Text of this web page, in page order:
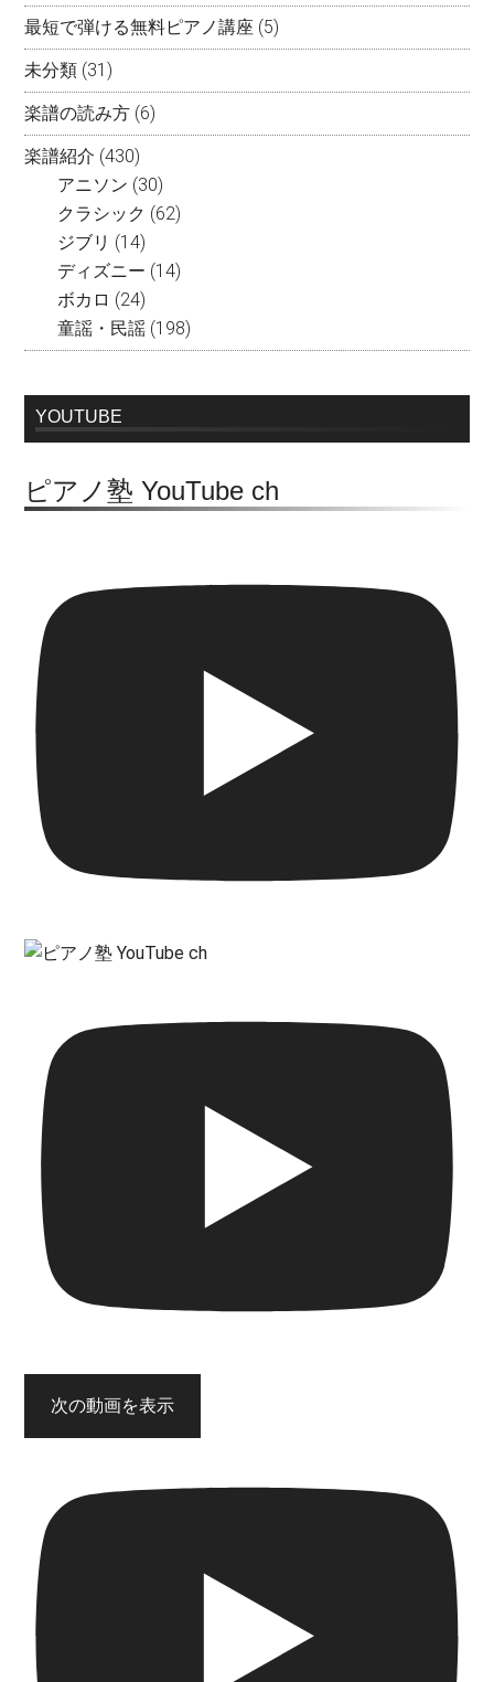
最短で弾ける無料ピアノ講座 (5)
未分類 (31)
楽譜の読み方 (6)
楽譜紹介 (430)
アニソン (30)
クラシック (62)
ジブリ (14)
ディズニー (14)
ボカロ (24)
童謡・民謡 (198)
YOUTUBE
ピアノ塾 YouTube ch
次の動画を表示